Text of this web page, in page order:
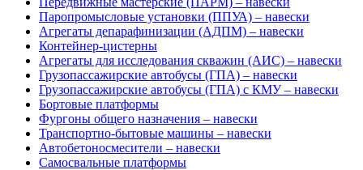
Паропромысловые установки (ППУА) – навески
Агрегаты депарафинизации (АДПМ) – навески
Контейнер-цистерны
Агрегаты для исследования скважин (АИС) – навески
Грузопассажирские автобусы (ГПА) – навески
Грузопассажирские автобусы (ГПА) с КМУ – навески
Бортовые платформы
Фургоны общего назначения – навески
Транспортно-бытовые машины – навески
Автобетоносмесители – навески
Самосвальные платформы